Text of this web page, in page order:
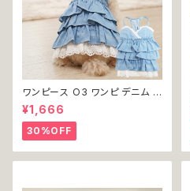
ワンピース O3 ワンピ デニム プ
リーツ レース 女の子 犬 犬服
小型 猫 服 洋服 ペット dog ド
ッグウェア おしゃれ かわいい 返
品交換不可
¥1,666
30%OFF